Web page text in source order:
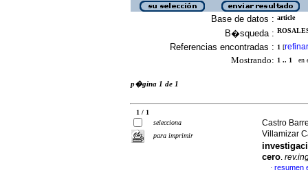
Base de datos : article
B�squeda :
Referencias encontradas : 1 [refinar
Mostrando: 1 .. 1 en
p�gina 1 de 1
1 / 1
selecciona
para imprimir
Castro
Villamizar
cero.
· resumen